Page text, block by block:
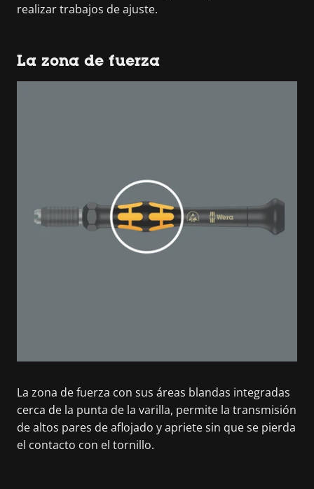
realizar trabajos de ajuste.
La zona de fuerza
La zona de fuerza con sus áreas blandas integradas
cerca de la punta de la varilla, permite la transmisión
de altos pares de aflojado y apriete sin que se pierda
el contacto con el tornillo.